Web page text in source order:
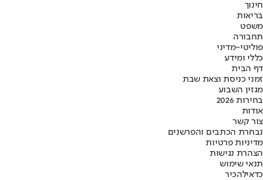
חינוך
בריאות
משפט
תחבורה
פוליטי-מדיני
כללי ומידע
דף הבית
זמני כניסת וצאת שבת
מגזין השבוע
בחירות 2026
אודות
צור קשר
נבחרת הכתבים והפרשנים
מדיניות פרטיות
הצהרת נגישות
תנאי שימוש
כדאילהכיר